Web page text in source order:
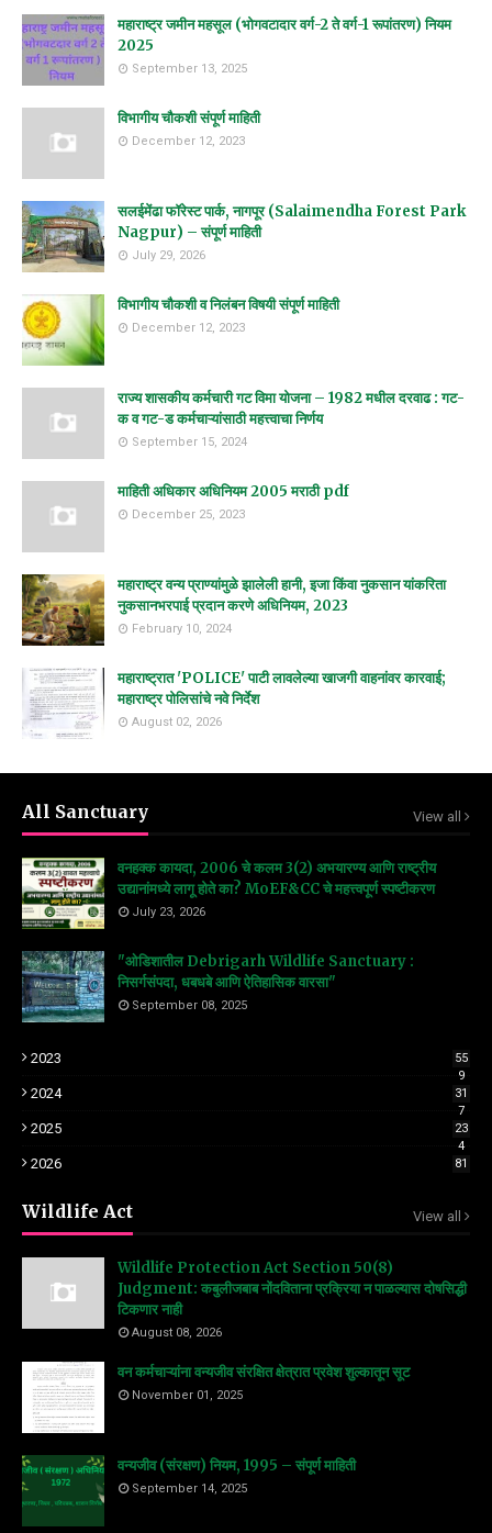
महाराष्ट्र जमीन महसूल (भोगवटादार वर्ग-2 ते वर्ग-1 रूपांतरण) नियम
2025
September 13, 2025
विभागीय चौकशी संपूर्ण माहिती
December 12, 2023
सलईमेंढा फॉरेस्ट पार्क, नागपूर (Salaimendha Forest Park
Nagpur) – संपूर्ण माहिती
July 29, 2026
विभागीय चौकशी व निलंबन विषयी संपूर्ण माहिती
December 12, 2023
राज्य शासकीय कर्मचारी गट विमा योजना – 1982 मधील दरवाढ : गट-
क व गट-ड कर्मचाऱ्यांसाठी महत्त्वाचा निर्णय
September 15, 2024
माहिती अधिकार अधिनियम 2005 मराठी pdf
December 25, 2023
महाराष्ट्र वन्य प्राण्यांमुळे झालेली हानी, इजा किंवा नुकसान यांकरिता
नुकसानभरपाई प्रदान करणे अधिनियम, 2023
February 10, 2024
महाराष्ट्रात 'POLICE' पाटी लावलेल्या खाजगी वाहनांवर कारवाई;
महाराष्ट्र पोलिसांचे नवे निर्देश
August 02, 2026
All Sanctuary View all
वनहक्क कायदा, 2006 चे कलम 3(2) अभयारण्य आणि राष्ट्रीय
उद्यानांमध्ये लागू होते का? MoEF&CC चे महत्त्वपूर्ण स्पष्टीकरण
July 23, 2026
"ओडिशातील Debrigarh Wildlife Sanctuary :
निसर्गसंपदा, धबधबे आणि ऐतिहासिक वारसा"
September 08, 2025
2023
55
9
2024
31
7
2025
23
4
2026 81
Wildlife Act View all
Wildlife Protection Act Section 50(8)
Judgment: कबुलीजबाब नोंदविताना प्रक्रिया न पाळल्यास दोषसिद्धी
टिकणार नाही
August 08, 2026
वन कर्मचाऱ्यांना वन्यजीव संरक्षित क्षेत्रात प्रवेश शुल्कातून सूट
November 01, 2025
वन्यजीव (संरक्षण) नियम, 1995 – संपूर्ण माहिती
September 14, 2025